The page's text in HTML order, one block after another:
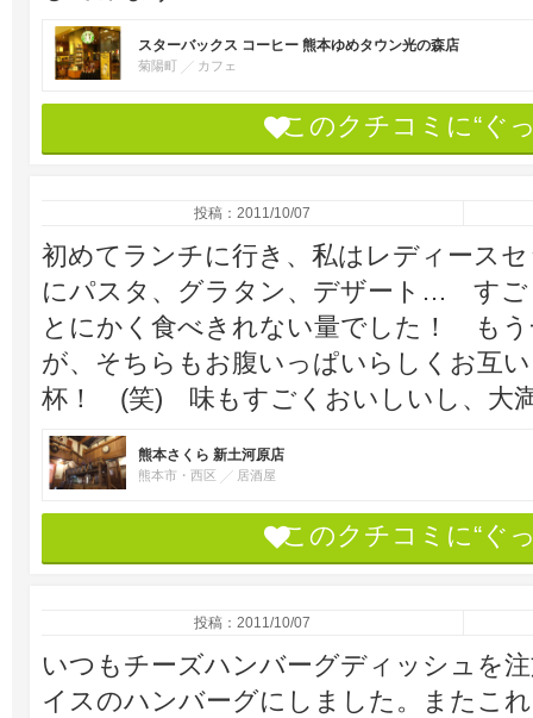
スターバックス コーヒー 熊本ゆめタウン光の森店
菊陽町 カフェ
このクチコミに“ぐ
投稿：2011/10/07
初めてランチに行き、私はレディース
にパスタ、グラタン、デザート… すご
とにかく食べきれない量でした！ も
が、そちらもお腹いっぱいらしくお互
杯！ (笑) 味もすごくおいしいし、大
熊本さくら 新土河原店
熊本市・西区 居酒屋
このクチコミに“ぐ
投稿：2011/10/07
いつもチーズハンバーグディッシュを
イスのハンバーグにしました。またこ